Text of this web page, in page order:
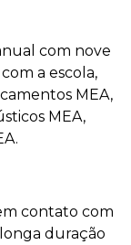
com nove
a escola,
MEA,
MEA,
contato com
duração